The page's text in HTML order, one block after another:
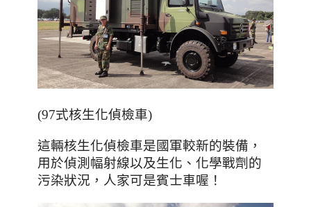
(97式核生化偵檢車)
這輛核生化偵檢車是國軍較新的裝備 ，
用於偵測幅射線以及生化 、 化學戰劑的
污染狀況 ，人家可是賓士車喔 ！